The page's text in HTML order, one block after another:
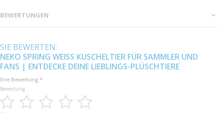
BEWERTUNGEN
SIE BEWERTEN:
NEKO SPRING WEISS KUSCHELTIER FÜR SAMMLER UND F
ANS | ENTDECKE DEINE LIEBLINGS-PLÜSCHTIERE
Ihre Bewertung
Bewertung